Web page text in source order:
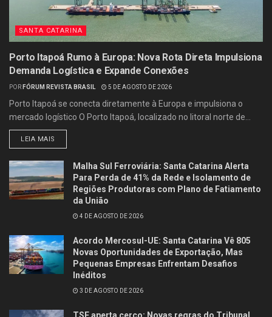
SANTA CATARINA
Porto Itapoá Rumo à Europa: Nova Rota Direta Impulsiona
Demanda Logística e Expande Conexões
POR FÓRUM REVISTA BRASIL 5 DE AGOSTO DE 2026
Porto Itapoá se conecta diretamente à Europa e impulsiona o
mercado logístico O Porto Itapoá, localizado no litoral norte de...
LEIA MAIS
Malha Sul Ferroviária: Santa Catarina Alerta
Para Perda de 41% da Rede e Isolamento de
Regiões Produtoras com Plano de Fatiamento
da União
4 DE AGOSTO DE 2026
Acordo Mercosul-UE: Santa Catarina Vê 805
Novas Oportunidades de Exportação, Mas
Pequenas Empresas Enfrentam Desafios
Inéditos
3 DE AGOSTO DE 2026